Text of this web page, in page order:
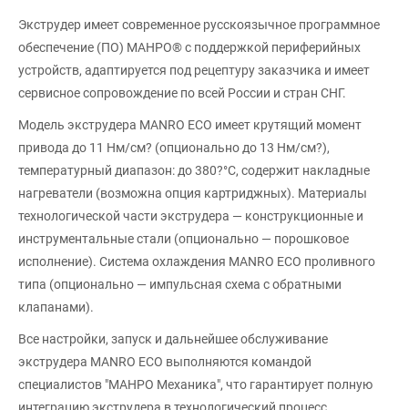
Экструдер имеет современное русскоязычное программное
обеспечение (ПО) МАНРО® с поддержкой периферийных
устройств, адаптируется под рецептуру заказчика и имеет
сервисное сопровождение по всей России и стран СНГ.
Модель экструдера MANRO ECO имеет крутящий момент
привода до 11 Нм/см? (опционально до 13 Нм/см?),
температурный диапазон: до 380?°C, содержит накладные
нагреватели (возможна опция картриджных). Материалы
технологической части экструдера — конструкционные и
инструментальные стали (опционально — порошковое
исполнение). Система охлаждения MANRO ECO проливного
типа (опционально — импульсная схема с обратными
клапанами).
Все настройки, запуск и дальнейшее обслуживание
экструдера MANRO ECO выполняются командой
специалистов "МАНРО Механика", что гарантирует полную